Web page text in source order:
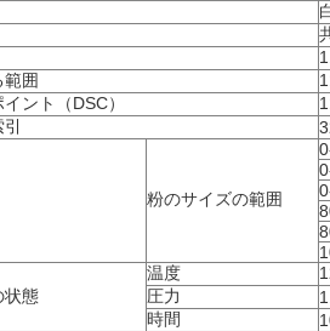
囲
ント（DSC）
粉のサイズの範囲
状態
温度
圧力
時間